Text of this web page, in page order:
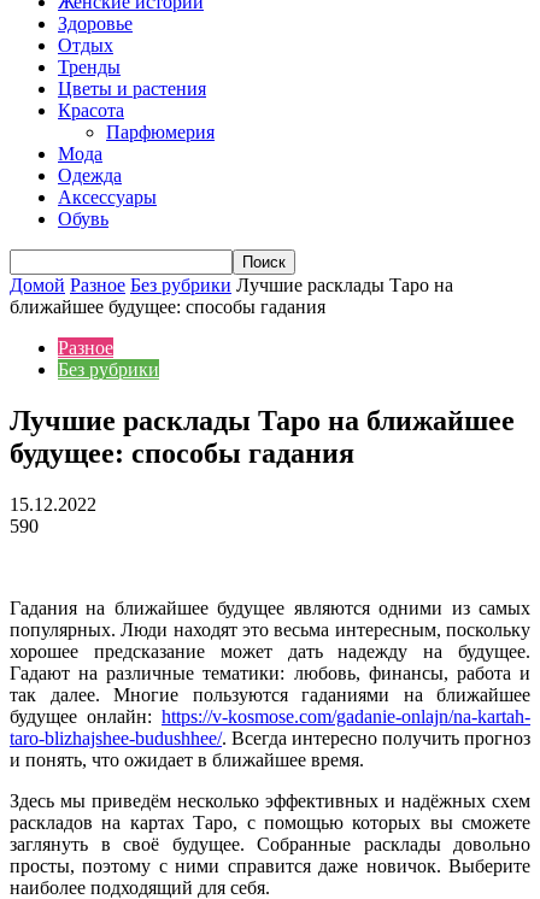
Здоровье
Отдых
Тренды
Цветы и растения
Красота
Парфюмерия
Мода
Одежда
Аксессуары
Обувь
Домой Разное Без рубрики Лучшие расклады Таро на
ближайшее будущее: способы гадания
Разное
Без рубрики
Лучшие расклады Таро на ближайшее
будущее: способы гадания
15.12.2022
590
Гадания на ближайшее будущее являются одними из самых
популярных. Люди находят это весьма интересным, поскольку
хорошее предсказание может дать надежду на будущее.
Гадают на различные тематики: любовь, финансы, работа и
так далее. Многие пользуются гаданиями на ближайшее
будущее онлайн: https://v-kosmose.com/gadanie-onlajn/na-kartah-
taro-blizhajshee-budushhee/. Всегда интересно получить прогноз
и понять, что ожидает в ближайшее время.
Здесь мы приведём несколько эффективных и надёжных схем
раскладов на картах Таро, с помощью которых вы сможете
заглянуть в своё будущее. Собранные расклады довольно
просты, поэтому с ними справится даже новичок. Выберите
наиболее подходящий для себя.